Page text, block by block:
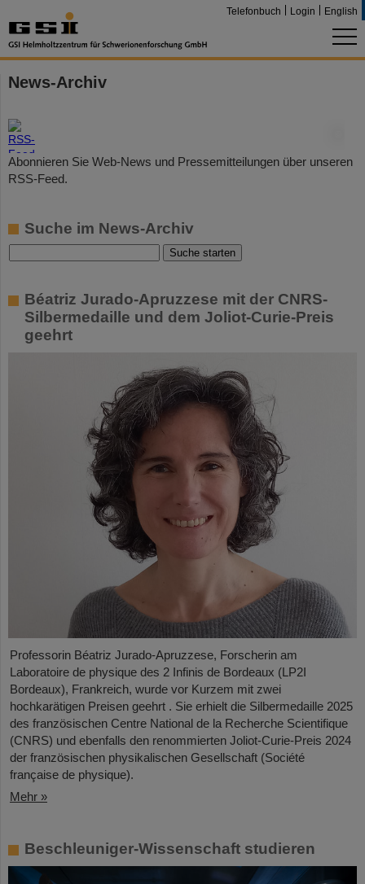
Telefonbuch Login English
News-Archiv
Abonnieren Sie Web-News und Pressemitteilungen über unseren
RSS-Feed.
Suche im News-Archiv
Béatriz Jurado-Apruzzese mit der CNRS-
Silbermedaille und dem Joliot-Curie-Preis
geehrt
Professorin Béatriz Jurado-Apruzzese, Forscherin am
Laboratoire de physique des 2 Infinis de Bordeaux (LP2I
Bordeaux), Frankreich, wurde vor Kurzem mit zwei
hochkarätigen Preisen geehrt . Sie erhielt die Silbermedaille 2025
des französischen Centre National de la Recherche Scientifique
(CNRS) und ebenfalls den renommierten Joliot-Curie-Preis 2024
der französischen physikalischen Gesellschaft (Société
française de physique).
Mehr »
Beschleuniger-Wissenschaft studieren